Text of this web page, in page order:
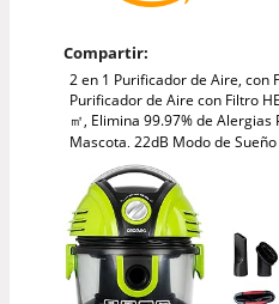
Compartir:
2 en 1 Purificador de Aire, con
Purificador de Aire con Filtro
㎡, Elimina 99.97% de
Mascota, 22dB Modo de Sueño